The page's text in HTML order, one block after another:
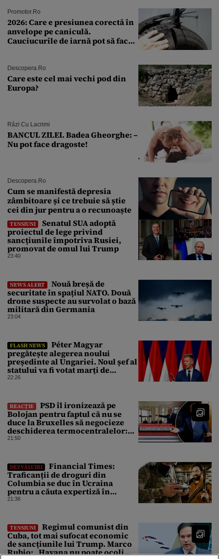
Promotor.ro
2026: Care e presiunea corectă în
anvelope pe caniculă.
Cauciucurile de iarnă pot să facă
Descopera.ro
Care este cel mai vechi pod din
Europa?
Râzi Cu Lacrimi
BANCUL ZILEI. Badea Gheorghe: –
Nu pot face dragoste!
Descopera.ro
Cum se manifestă depresia
zâmbitoare și ce trebuie să știe
cei din jur pentru a o recunoaște
TENSIUNI
Senatul SUA adoptă
proiectul de lege privind
sancțiunile împotriva Rusiei,
promovat de omul lui Trump
23:40
NEWS ALERT
Nouă breșă de
securitate în spațiul NATO. Două
drone suspecte au survolat o bază
militară din Germania
23:04
FLASH NEWS
Péter Magyar
pregătește alegerea noului
președinte al Ungariei. Noul șef al
statului va fi votat marți de
Parlament
22:26
REACȚIE
PSD îl ironizează pe
Bolojan pentru faptul că nu se
duce la Bruxelles să negocieze
deschiderea termocentralelor:
„Pentru că a dat afară
21:50
DEZVĂLUIRI
Financial Times:
Traficanții de droguri din
Columbia se duc în Ucraina
pentru a căuta expertiză în
domeniul dronelor
21:36
TENSIUNI
Regimul comunist din
Cuba, tot mai sufocat economic
de sancțiunile lui Trump. Marco
Rubio: „Havana nu poate ocoli